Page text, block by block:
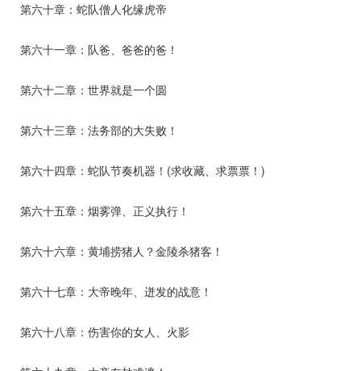
第六十章：蛇队僧人化缘虎帝
第六十一章：队爸、爸爸的爸！
第六十二章：世界就是一个圆
第六十三章：法务部的大失败！
第六十四章：蛇队节奏机器！(求收藏、求票票！)
第六十五章：烟雾弹、正义执行！
第六十六章：黄埔捞猪人？金陵杀猪客！
第六十七章：大帝晚年、迸发的战意！
第六十八章：伤害你的女人、火影